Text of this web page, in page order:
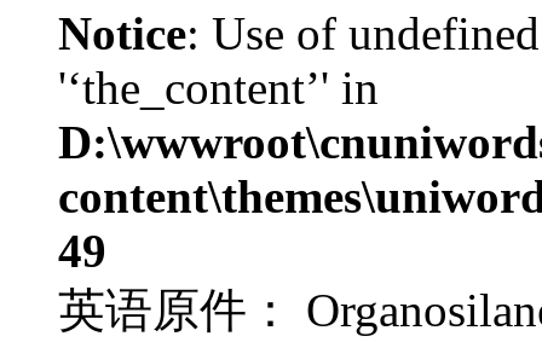
Notice: Use of
'‘the_content’' in
49
英语原件：